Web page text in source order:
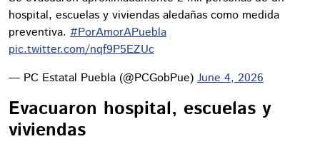
hospital, escuelas y viviendas aledañas como medida
preventiva. #PorAmorAPuebla
pic.twitter.com/nqf9P5EZUc
— PC Estatal Puebla (@PCGobPue) June 4, 2026
Evacuaron hospital, escuelas y
viviendas